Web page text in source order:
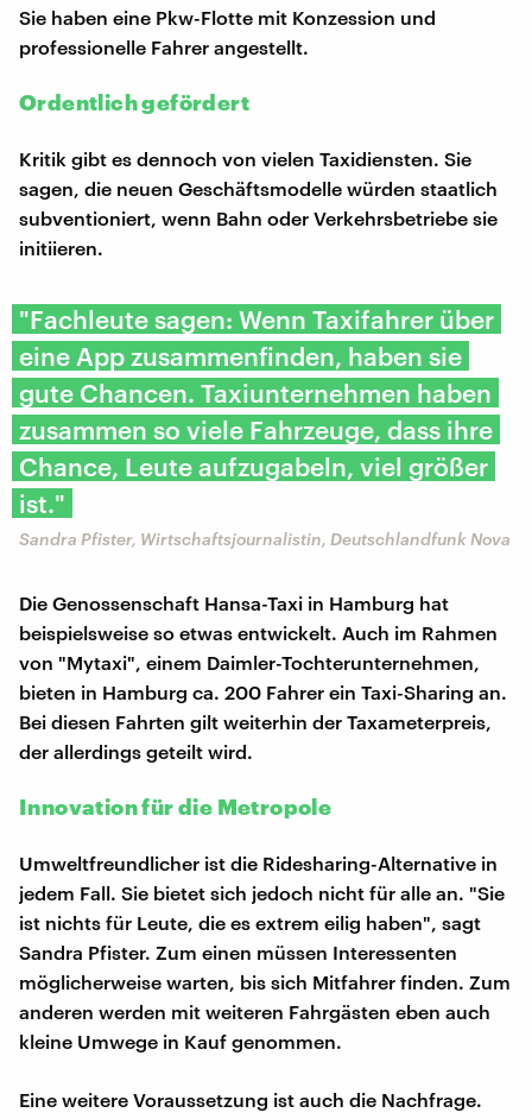
Sie haben eine Pkw-Flotte mit Konzession und
professionelle Fahrer angestellt.
Ordentlich gefördert
Kritik gibt es dennoch von vielen Taxidiensten. Sie
sagen, die neuen Geschäftsmodelle würden staatlich
subventioniert, wenn Bahn oder Verkehrsbetriebe sie
initiieren.
"Fachleute sagen: Wenn Taxifahrer über
eine App zusammenfinden, haben sie
gute Chancen. Taxiunternehmen haben
zusammen so viele Fahrzeuge, dass ihre
Chance, Leute aufzugabeln, viel größer
ist."
Sandra Pfister, Wirtschaftsjournalistin, Deutschlandfunk Nova
Die Genossenschaft Hansa-Taxi in Hamburg hat
beispielsweise so etwas entwickelt. Auch im Rahmen
von "Mytaxi", einem Daimler-Tochterunternehmen,
bieten in Hamburg ca. 200 Fahrer ein Taxi-Sharing an.
Bei diesen Fahrten gilt weiterhin der Taxameterpreis,
der allerdings geteilt wird.
Innovation für die Metropole
Umweltfreundlicher ist die Ridesharing-Alternative in
jedem Fall. Sie bietet sich jedoch nicht für alle an. "Sie
ist nichts für Leute, die es extrem eilig haben", sagt
Sandra Pfister. Zum einen müssen Interessenten
möglicherweise warten, bis sich Mitfahrer finden. Zum
anderen werden mit weiteren Fahrgästen eben auch
kleine Umwege in Kauf genommen.
Eine weitere Voraussetzung ist auch die Nachfrage.